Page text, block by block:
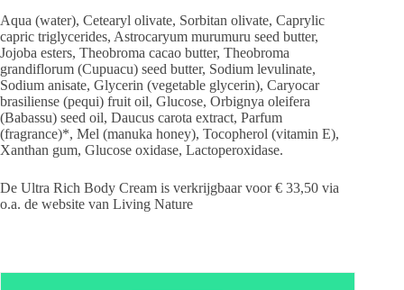
Aqua (water), Cetearyl olivate, Sorbitan olivate, Caprylic
capric triglycerides, Astrocaryum murumuru seed butter,
Jojoba esters, Theobroma cacao butter, Theobroma
grandiflorum (Cupuacu) seed butter, Sodium levulinate,
Sodium anisate, Glycerin (vegetable glycerin), Caryocar
brasiliense (pequi) fruit oil, Glucose, Orbignya oleifera
(Babassu) seed oil, Daucus carota extract, Parfum
(fragrance)*, Mel (manuka honey), Tocopherol (vitamin E),
Xanthan gum, Glucose oxidase, Lactoperoxidase.
De Ultra Rich Body Cream is verkrijgbaar voor € 33,50 via
o.a. de website van Living Nature